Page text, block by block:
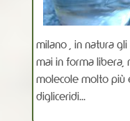
milano , in natura
mai in forma libera,
molecole molto più
digliceridi...